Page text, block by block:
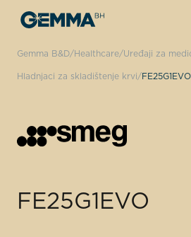
Gemma B&D Healthcare Uređaji za
Hladnjaci za skladištenje krvi FE25G1EVO
FE25G1EVO